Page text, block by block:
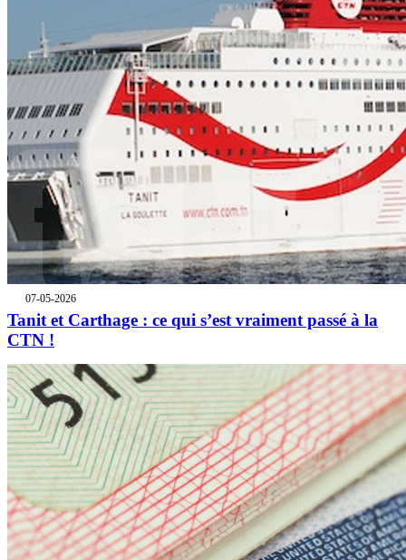
07-05-2026
Tanit et Carthage : ce qui s’est vraiment passé à la
CTN !